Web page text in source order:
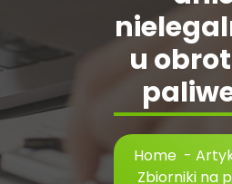
u
Home -
Zbiorniki na